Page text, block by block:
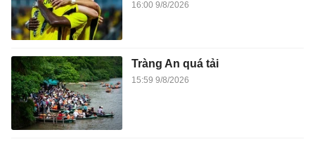
16:00 9/8/2026
Tràng An quá tải
15:59 9/8/2026